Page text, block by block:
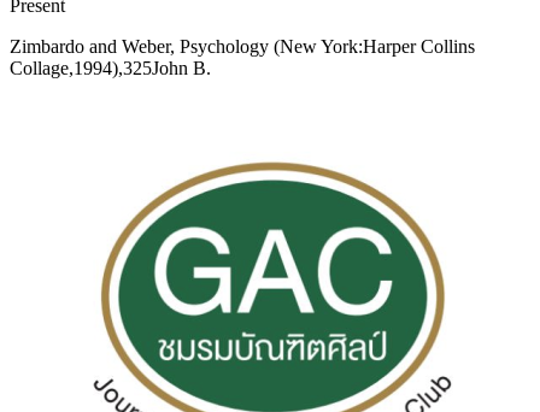
Present
Zimbardo and Weber, Psychology (New York:Harper Collins
Collage,1994),325John B.